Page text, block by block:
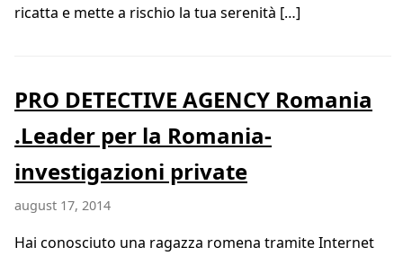
ricatta e mette a rischio la tua serenità […]
PRO DETECTIVE AGENCY Romania
.Leader per la Romania-
investigazioni private
august 17, 2014
Hai conosciuto una ragazza romena tramite Internet